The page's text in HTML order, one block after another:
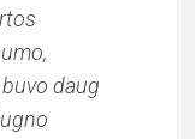
daug